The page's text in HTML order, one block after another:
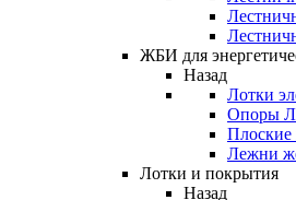
ЖБИ для
Назад
Лотки
Опоры
Плоские
Лежни
Лотки и покрытия
Назад